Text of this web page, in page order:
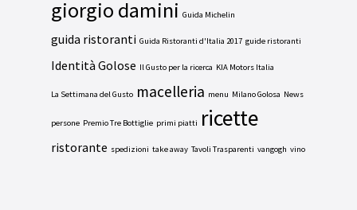
giorgio damini Guida Michelin
guida ristoranti Guida Ristoranti d'Italia 2017 guide ristoranti
Identità Golose Il Gusto per la ricerca KIA Motors Italia
La Settimana del Gusto macelleria menu Milano Golosa News
persone Premio Tre Bottiglie primi piatti ricette
ristorante spedizioni take away Tavoli Trasparenti vangogh vino